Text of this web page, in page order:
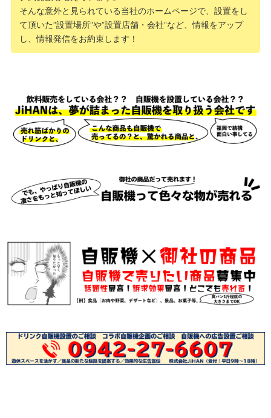
そんな意外と見られている当社のホームページで、設置をし
て頂いた”設置場所”や”設置店舗・会社”など、情報をアップ
し、情報発信をお約束します！